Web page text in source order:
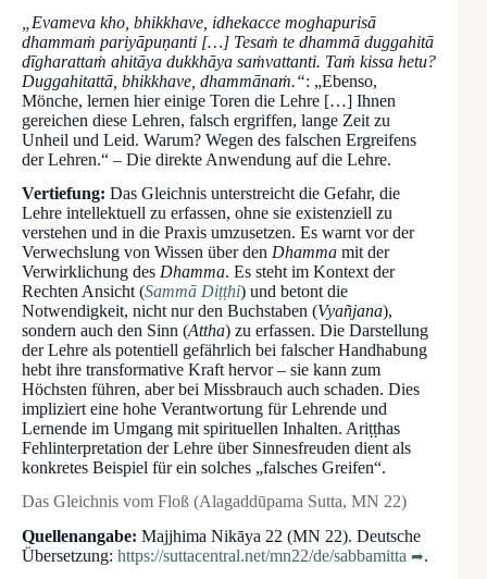
„Evameva kho, bhikkhave, idhekacce moghapurisā
dhammaṁ pariyāpuṇanti […] Tesaṁ te dhammā duggahitā
dīgharattaṁ ahitāya dukkhāya saṁvattanti. Taṁ kissa hetu?
Duggahitattā, bhikkhave, dhammānaṁ.“: „Ebenso,
Mönche, lernen hier einige Toren die Lehre […] Ihnen
gereichen diese Lehren, falsch ergriffen, lange Zeit zu
Unheil und Leid. Warum? Wegen des falschen Ergreifens
der Lehren.“ – Die direkte Anwendung auf die Lehre.
Vertiefung: Das Gleichnis unterstreicht die Gefahr, die
Lehre intellektuell zu erfassen, ohne sie existenziell zu
verstehen und in die Praxis umzusetzen. Es warnt vor der
Verwechslung von Wissen über den Dhamma mit der
Verwirklichung des Dhamma. Es steht im Kontext der
Rechten Ansicht (Sammā Diṭṭhi) und betont die
Notwendigkeit, nicht nur den Buchstaben (Vyañjana),
sondern auch den Sinn (Attha) zu erfassen. Die Darstellung
der Lehre als potentiell gefährlich bei falscher Handhabung
hebt ihre transformative Kraft hervor – sie kann zum
Höchsten führen, aber bei Missbrauch auch schaden. Dies
impliziert eine hohe Verantwortung für Lehrende und
Lernende im Umgang mit spirituellen Inhalten. Ariṭṭhas
Fehlinterpretation der Lehre über Sinnesfreuden dient als
konkretes Beispiel für ein solches „falsches Greifen“.
Das Gleichnis vom Floß (Alagaddūpama Sutta, MN 22)
Quellenangabe: Majjhima Nikāya 22 (MN 22). Deutsche
Übersetzung: https://suttacentral.net/mn22/de/sabbamitta
.